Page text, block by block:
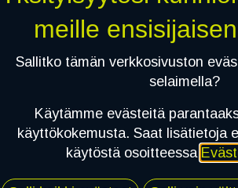
Mikäli
1X 165/
EI
meille
Sallitko tämän verkkosivuston
selaimella?
Käytämme evästeitä
käyttökokemusta. Saat lisätietoja
käytöstä osoitteessa